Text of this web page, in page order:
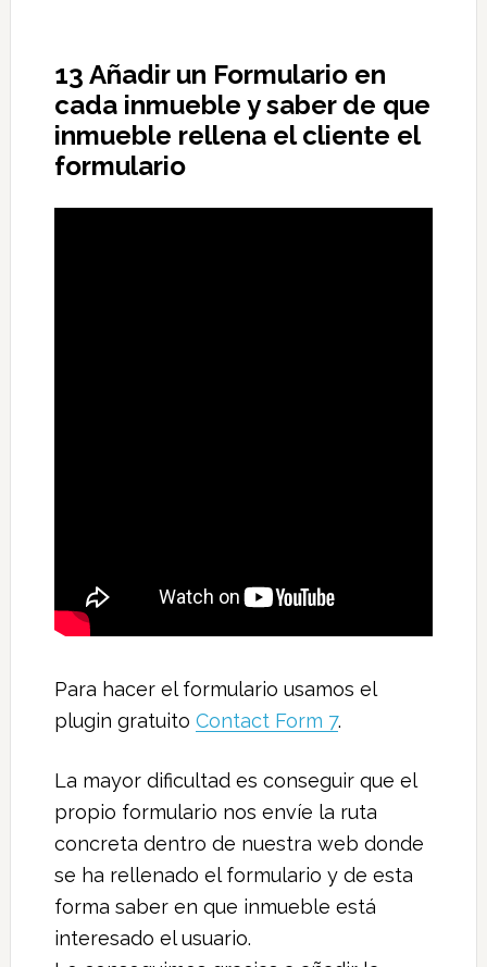
13 Añadir un Formulario en
cada inmueble y saber de que
inmueble rellena el cliente el
formulario
Para hacer el formulario usamos el
plugin gratuito Contact Form 7.
La mayor dificultad es conseguir que el
propio formulario nos envíe la ruta
concreta dentro de nuestra web donde
se ha rellenado el formulario y de esta
forma saber en que inmueble está
interesado el usuario.